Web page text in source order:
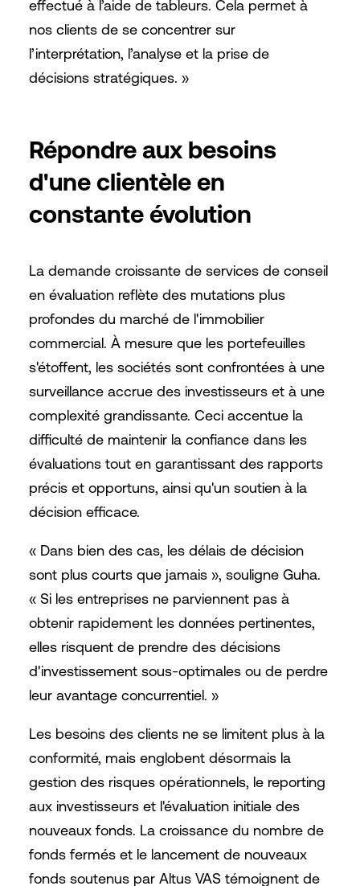
effectué à l’aide de tableurs. Cela permet à
nos clients de se concentrer sur
l’interprétation, l’analyse et la prise de
décisions stratégiques. »
Répondre aux besoins
d'une clientèle en
constante évolution
La demande croissante de services de conseil
en évaluation reflète des mutations plus
profondes du marché de l'immobilier
commercial. À mesure que les portefeuilles
s'étoffent, les sociétés sont confrontées à une
surveillance accrue des investisseurs et à une
complexité grandissante. Ceci accentue la
difficulté de maintenir la confiance dans les
évaluations tout en garantissant des rapports
précis et opportuns, ainsi qu'un soutien à la
décision efficace.
« Dans bien des cas, les délais de décision
sont plus courts que jamais », souligne Guha.
« Si les entreprises ne parviennent pas à
obtenir rapidement les données pertinentes,
elles risquent de prendre des décisions
d'investissement sous-optimales ou de perdre
leur avantage concurrentiel. »
Les besoins des clients ne se limitent plus à la
conformité, mais englobent désormais la
gestion des risques opérationnels, le reporting
aux investisseurs et l'évaluation initiale des
nouveaux fonds. La croissance du nombre de
fonds fermés et le lancement de nouveaux
fonds soutenus par Altus VAS témoignent de